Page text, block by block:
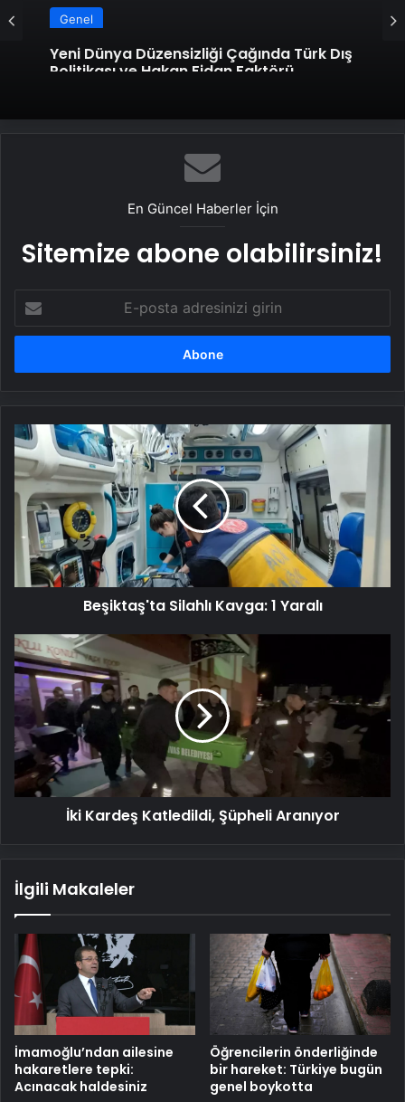
Genel
Yeni Dünya Düzensizliği Çağında Türk Dış
Politikası ve Hakan Fidan Faktörü
En Güncel Haberler İçin
Sitemize abone olabilirsiniz!
posta
adresinizi
Beşiktaş'ta
Silahlı
Kavga:
1
Yaralı
Beşiktaş'ta Silahlı Kavga: 1 Yaralı
İki
Kardeş
Katledildi,
Şüpheli
Aranıyor
İki Kardeş Katledildi, Şüpheli Aranıyor
İlgili Makaleler
İmamoğlu’ndan ailesine
hakaretlere tepki:
Acınacak haldesiniz
Öğrencilerin önderliğinde
bir hareket: Türkiye bugün
genel boykotta